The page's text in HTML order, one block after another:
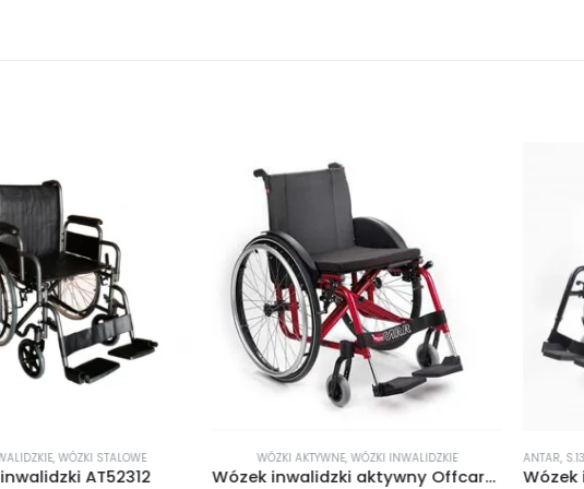
WÓZKI AKTYWNE WÓZKI INWALIDZKIE
Wózek inwalidzki aktywny Offcarr Althea
ANTAR ,S.13.01,WÓZKI ALUMINIOWE,WÓZKI